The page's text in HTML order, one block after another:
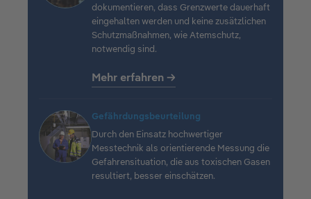
dokumentieren, dass Grenzwerte dauerhaft
eingehalten werden und keine zusätzlichen
Schutzmaßnahmen, wie Atemschutz,
notwendig sind.
Mehr erfahren →
Gefährdungsbeurteilung
Durch den Einsatz hochwertiger
Messtechnik als orientierende Messung die
Gefahrensituation, die aus toxischen Gasen
resultiert, besser einschätzen.